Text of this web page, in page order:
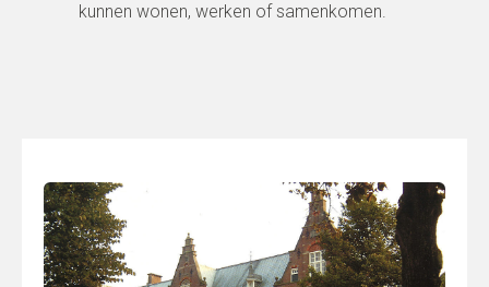
kunnen wonen, werken of samenkomen.